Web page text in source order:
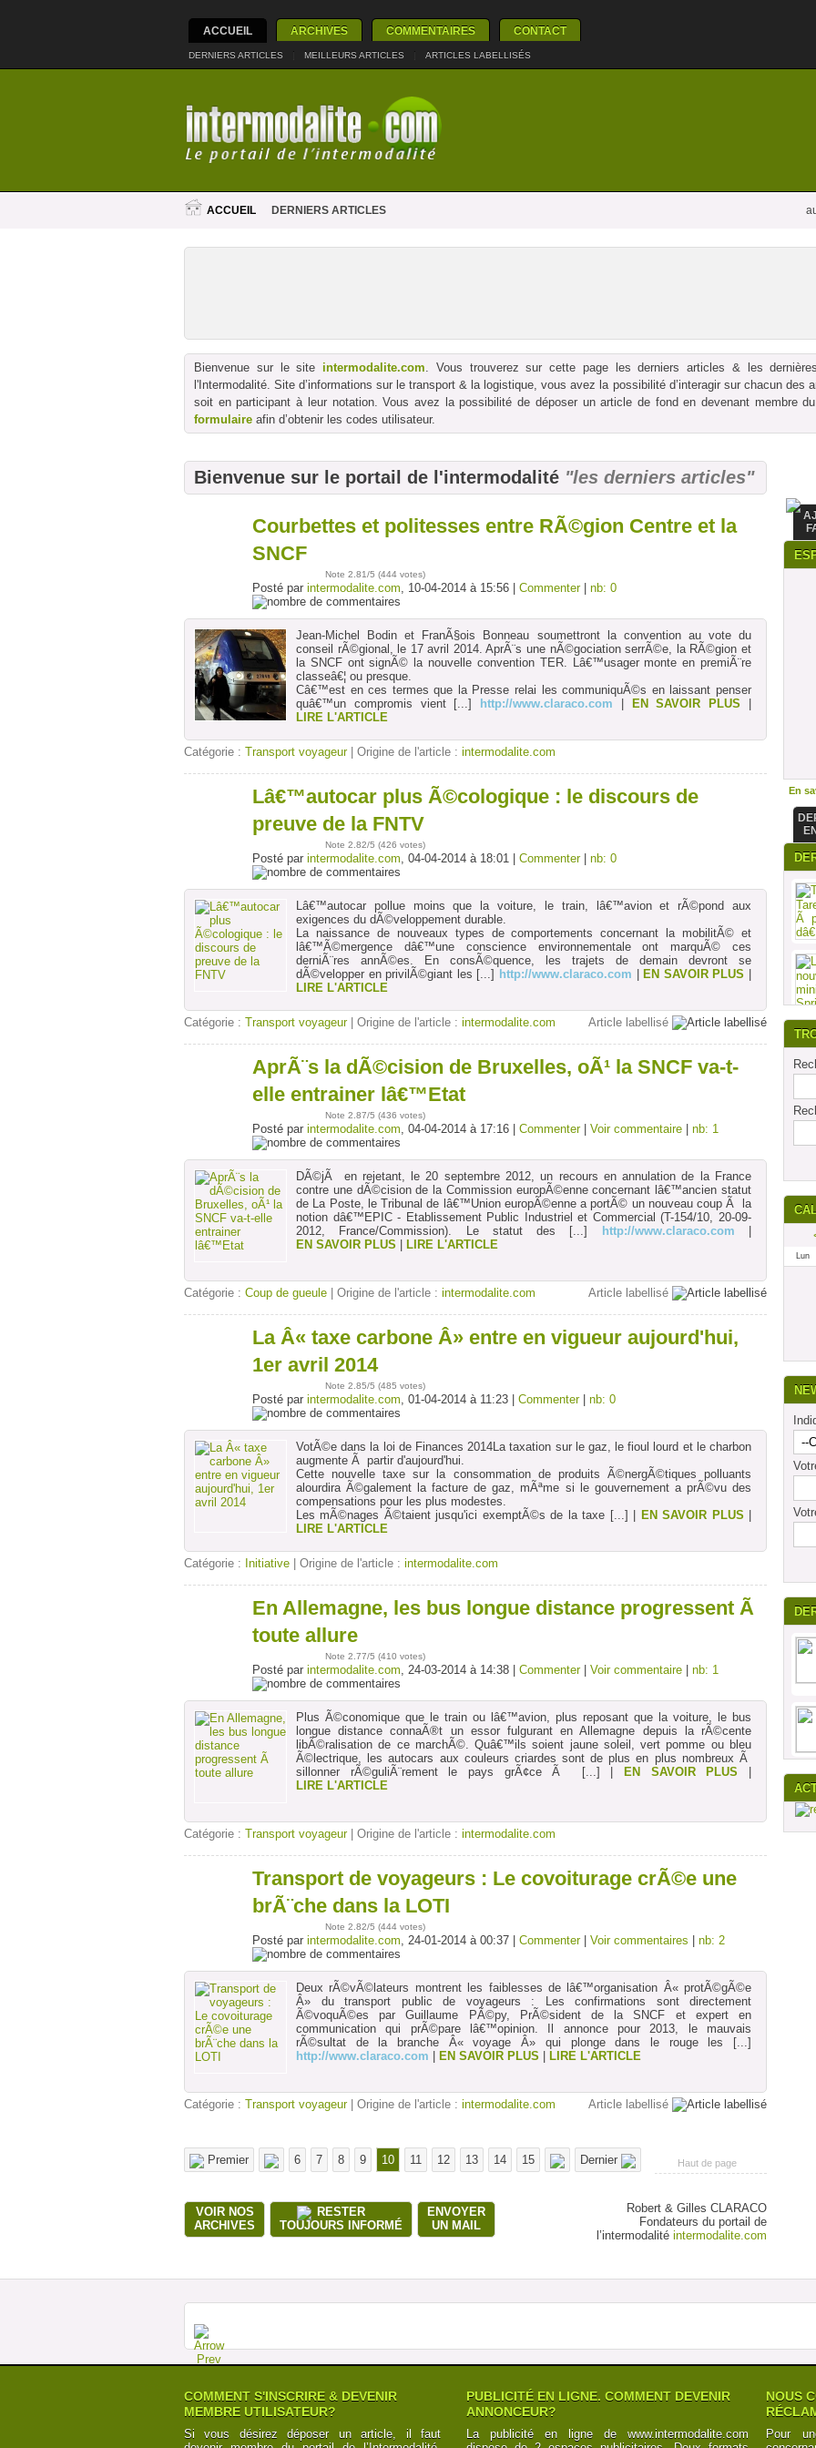
ACCUEIL ARCHIVES COMMENTAIRES CONTACT
DERNIERS ARTICLES | MEILLEURS ARTICLES | ARTICLES LABELLISÉS
ACCUEIL DERNIERS ARTICLES
Bienvenue sur le site intermodalite.com. Vous trouverez sur cette page les derniers articles & les
l'Intermodalité. Site d’informations sur le transport & la logistique, vous avez la possibilité d’interagir sur chacun des
soit en participant à leur notation. Vous avez la possibilité de déposer un article de fond en devenant membre
formulaire afin d’obtenir les codes utilisateur.
Bienvenue sur le portail de l'intermodalité "les derniers articles"
Courbettes et politesses entre RÃ©gion Centre et la
SNCF
Note 2.81/5 (444 votes)
Posté par intermodalite.com, 10-04-2014 à 15:56 | Commenter| nb: 0
Jean-Michel Bodin et FranÃ§ois Bonneau soumettront la convention au vote du
conseil rÃ©gional, le 17 avril 2014. AprÃ¨s une nÃ©gociation serrÃ©e, la RÃ©gion et
la SNCF ont signÃ© la nouvelle convention TER. Lâ€™usager monte en premiÃ¨re
classeâ€¦ ou presque.
Câ€™est en ces termes que la Presse relai les communiquÃ©s en laissant penser
quâ€™un compromis vient[...] http://www.claraco.com EN SAVOIR PLUS
LIRE L'ARTICLE
Catégorie : Transport voyageur| Origine de l'article : intermodalite.com
Lâ€™autocar plus Ã©cologique : le discours de
preuve de la FNTV
Note 2.82/5 (426 votes)
Posté par intermodalite.com, 04-04-2014 à 18:01 | Commenter| nb: 0
Lâ€™autocar pollue moins que la voiture, le train, lâ€™avion et rÃ©pond aux
exigences du dÃ©veloppement durable.
La naissance de nouveaux types de comportements concernant la mobilitÃ© et
lâ€™Ã©mergence dâ€™une conscience environnementale ont marquÃ© ces
derniÃ¨res annÃ©es. En consÃ©quence, les trajets de demain devront se
dÃ©velopper en privilÃ©giant les [...] http://www.claraco.com EN SAVOIR PLUS
LIRE L'ARTICLE
Catégorie : Transport voyageur| Origine de l'article : intermodalite.com Article labellisé
AprÃ¨s la dÃ©cision de Bruxelles, oÃ¹ la SNCF va-t-
elle entrainer lâ€™Etat
Note 2.87/5 (436 votes)
Posté par intermodalite.com, 04-04-2014 à 17:16 | Commenter| Voir commentaire nb: 1
DÃ©jÃ en rejetant, le 20 septembre 2012, un recours en annulation de la France
contre une dÃ©cision de la Commission europÃ©enne concernant lâ€™ancien statut
de La Poste, le Tribunal de lâ€™Union europÃ©enne a portÃ© un nouveau coup Ã la
notion dâ€™EPIC - Etablissement Public Industriel et Commercial (T-154/10, 20-09-
2012, France/Commission). Le statut des [...] http://www.claraco.com
EN SAVOIR PLUS
LIRE L'ARTICLE
Catégorie : Coup de gueule | Origine de l'article : intermodalite.com Article labellisé
La Â« taxe carbone Â» entre en vigueur aujourd'hui,
1er avril 2014
Note 2.85/5 (485 votes)
Posté par intermodalite.com, 01-04-2014 à 11:23 | Commenter| nb: 0
VotÃ©e dans la loi de Finances 2014La taxation sur le gaz, le fioul lourd et le charbon
augmente Ã partir d'aujourd'hui.
Cette nouvelle taxe sur la consommation de produits Ã©nergÃ©tiques polluants
alourdira Ã©galement la facture de gaz, mÃªme si le gouvernement a prÃ©vu des
compensations pour les plus modestes.
Les mÃ©nages Ã©taient jusqu'ici exemptÃ©s de la taxe [...] EN SAVOIR PLUS
LIRE L'ARTICLE
Catégorie : Initiative | Origine de l'article : intermodalite.com
En Allemagne, les bus longue distance progressent Ã
toute allure
Note 2.77/5 (410 votes)
Posté par intermodalite.com, 24-03-2014 à 14:38 | Commenter| Voir commentaire nb: 1
Plus Ã©conomique que le train ou lâ€™avion, plus reposant que la voiture, le bus
longue distance connaÃ®t un essor fulgurant en Allemagne depuis la rÃ©cente
libÃ©ralisation de ce marchÃ©. Quâ€™ils soient jaune soleil, vert pomme ou bleu
Ã©lectrique, les autocars aux couleurs criardes sont de plus en plus nombreux Ã
sillonner rÃ©guliÃ¨rement le pays grÃ¢ce Ã
[...] EN SAVOIR PLUS
LIRE L'ARTICLE
Catégorie : Transport voyageur| Origine de l'article : intermodalite.com
Transport de voyageurs : Le covoiturage crÃ©e une
brÃ¨che dans la LOTI
Note 2.82/5 (444 votes)
Posté par intermodalite.com, 24-01-2014 à 00:37 | Commenter| Voir commentaires nb: 2
Deux rÃ©vÃ©lateurs montrent les faiblesses de lâ€™organisation Â« protÃ©gÃ©e
Â» du transport public de voyageurs : Les confirmations sont directement
Ã©voquÃ©es par Guillaume PÃ©py, PrÃ©sident de la SNCF et expert en
communication qui prÃ©pare lâ€™opinion. Il annonce pour 2013, le mauvais
rÃ©sultat de la branche Â« voyage Â» qui plonge dans le rouge les [...]
http://www.claraco.com
EN SAVOIR PLUS LIRE L'ARTICLE
Catégorie : Transport voyageur| Origine de l'article : intermodalite.com Article labellisé
Premier 6 7 8 9 10 11 12 13 14 15 Dernier Haut de page
VOIR NOS
ARCHIVES
RESTER
TOUJOURS INFORMÉ
ENVOYER
UN MAIL
Robert & Gilles CLARACO
Fondateurs du portail de
l’intermodalité intermodalite.com
En
Lun
COMMENT S'INSCRIRE & DEVENIR
MEMBRE UTILISATEUR?
Si vous désirez déposer un article, il faut
PUBLICITÉ EN LIGNE. COMMENT DEVENIR
ANNONCEUR?
La publicité en ligne de www.intermodalite.com
NOUS
Pour